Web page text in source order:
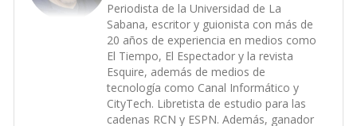
Periodista de la Universidad de La
Sabana, escritor y guionista con más de
20 años de experiencia en medios como
El Tiempo, El Espectador y la revista
Esquire, además de medios de
tecnología como Canal Informático y
CityTech. Libretista de estudio para las
cadenas RCN y ESPN. Además, ganador